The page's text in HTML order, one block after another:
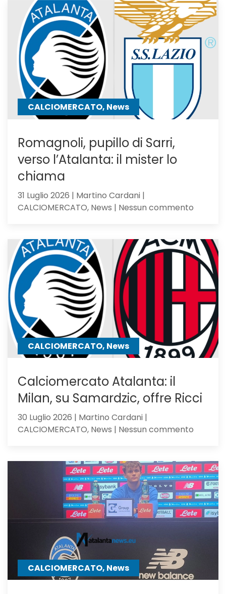
El
Bilal
resta
in
uscita:
Parma
passo
CALCIOMERCATO, News
Romagnoli, pupillo di Sarri,
verso l’Atalanta: il mister lo
chiama
31 Luglio 2026 | Martino Cardani |
CALCIOMERCATO, News | Nessun commento
di
Sarri,
verso
mister
chiama
CALCIOMERCATO, News
Calciomercato Atalanta: il
Milan, su Samardzic, offre Ricci
30 Luglio 2026 | Martino Cardani |
CALCIOMERCATO, News | Nessun commento
il
Milan,
su
offre
Ricci
CALCIOMERCATO, News